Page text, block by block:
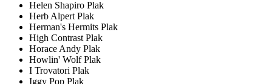
Helen Shapiro Plak
Herb Alpert Plak
Herman's Hermits Plak
High Contrast Plak
Horace Andy Plak
Howlin' Wolf Plak
I Trovatori Plak
Iggy Pop Plak